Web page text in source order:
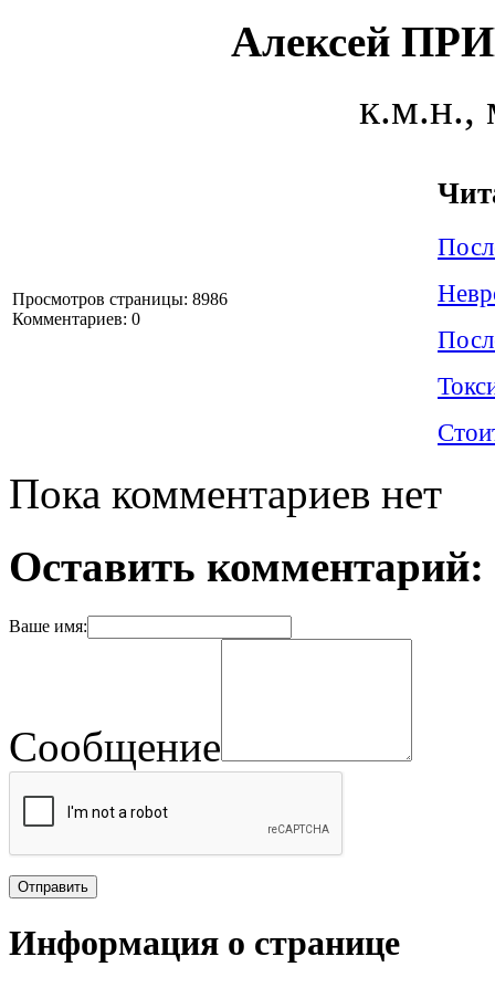
Алексей
к.м.н.,
Просмотров страницы: 8986
Комментариев: 0
Пока комментариев нет
Оставить комментарий:
Ваше имя:
Сообщение
Информация о странице